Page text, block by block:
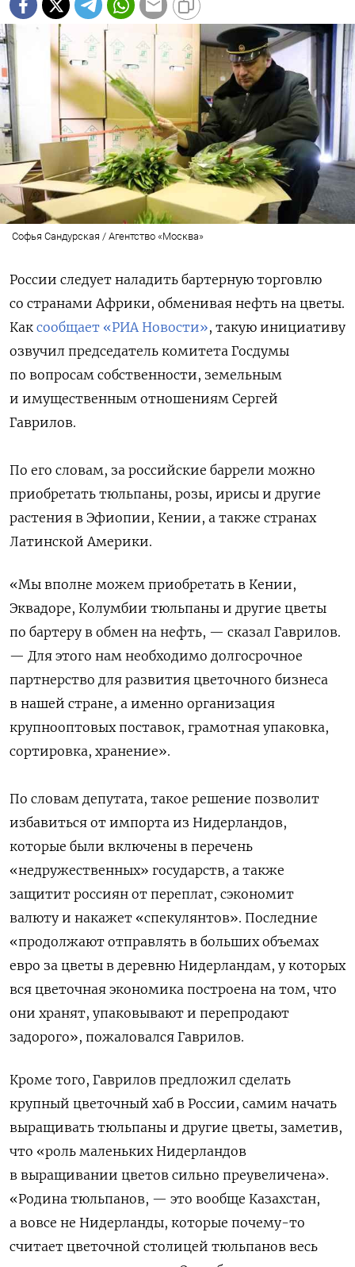
Софья Сандурская / Агентство «Москва»
России следует наладить бартерную торговлю
со странами Африки, обменивая нефть на цветы.
Как сообщает «РИА Новости», такую инициативу
озвучил председатель комитета Госдумы
по вопросам собственности, земельным
и имущественным отношениям Сергей
Гаврилов.
По его словам, за российские баррели можно
приобретать тюльпаны, розы, ирисы и другие
растения в Эфиопии, Кении, а также странах
Латинской Америки.
«Мы вполне можем приобретать в Кении,
Эквадоре, Колумбии тюльпаны и другие цветы
по бартеру в обмен на нефть, — сказал Гаврилов.
— Для этого нам необходимо долгосрочное
партнерство для развития цветочного бизнеса
в нашей стране, а именно организация
крупнооптовых поставок, грамотная упаковка,
сортировка, хранение».
По словам депутата, такое решение позволит
избавиться от импорта из Нидерландов,
которые были включены в перечень
«недружественных» государств, а также
защитит россиян от переплат, сэкономит
валюту и накажет «спекулянтов». Последние
«продолжают отправлять в больших объемах
евро за цветы в деревню Нидерландам, у которых
вся цветочная экономика построена на том, что
они хранят, упаковывают и перепродают
задорого», пожаловался Гаврилов.
Кроме того, Гаврилов предложил сделать
крупный цветочный хаб в России, самим начать
выращивать тюльпаны и другие цветы, заметив,
что «роль маленьких Нидерландов
в выращивании цветов сильно преувеличена».
«Родина тюльпанов, — это вообще Казахстан,
а вовсе не Нидерланды, которые почему-то
считает цветочной столицей тюльпанов весь